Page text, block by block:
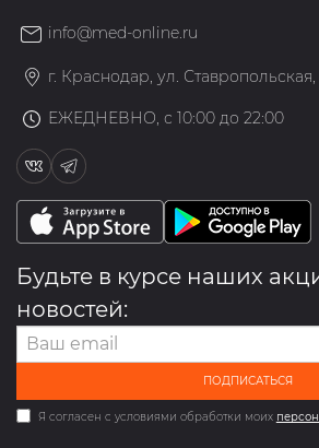
info@med-online.ru
г. Краснодар, ул. Ставропольская,
ЕЖЕДНЕВНО, с 10:00 до 22:00
Будьте в курсе наших
новостей:
ПОДПИСАТЬСЯ
Я согласен с условиями обработки моих